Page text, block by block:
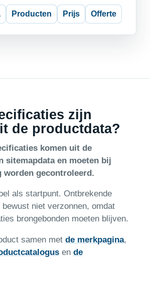
Producten Prijs Offerte
zijn
de productdata?
komen uit de
sitemapdata en moeten bij
worden gecontroleerd.
als startpunt. Ontbrekende
bewust niet verzonnen, omdat
brongebonden moeten blijven.
samen met de merkpagina,
en de